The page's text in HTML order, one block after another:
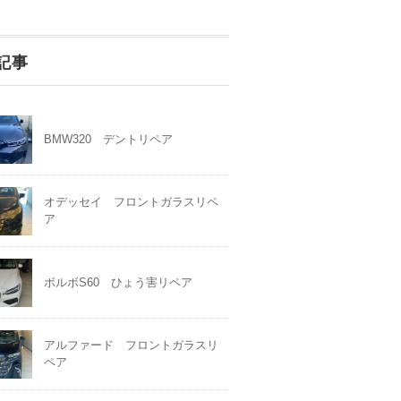
事
BMW320 デントリペア
オデッセイ フロントガラスリペ
ア
ボルボS60 ひょう害リペア
アルファード フロントガラスリ
ペア